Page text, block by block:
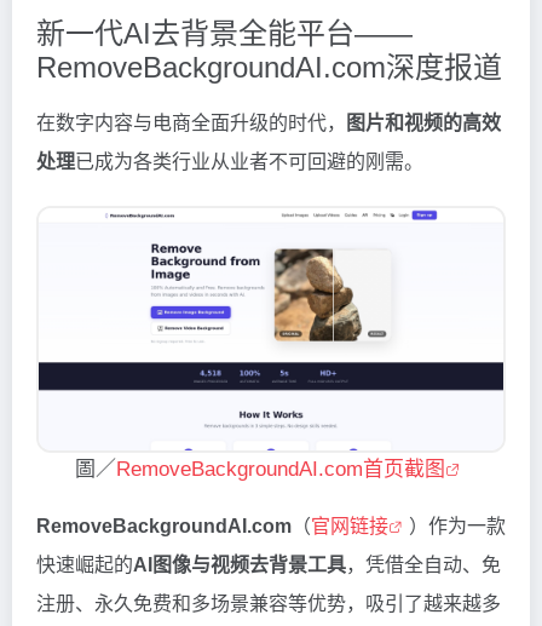
新一代AI去背景全能平台——
RemoveBackgroundAI.com深度报道
在数字内容与电商全面升级的时代，
图片和视频的高效
处理已成为各类行业从业者不可回避的刚需。
圖／RemoveBackgroundAI.com首页截图
RemoveBackgroundAI.com （官网链接
）作为一款
快速崛起的AI图像与视频去背景工具，凭借全自动、免
注册、永久免费和多场景兼容等优势，吸引了越来越多